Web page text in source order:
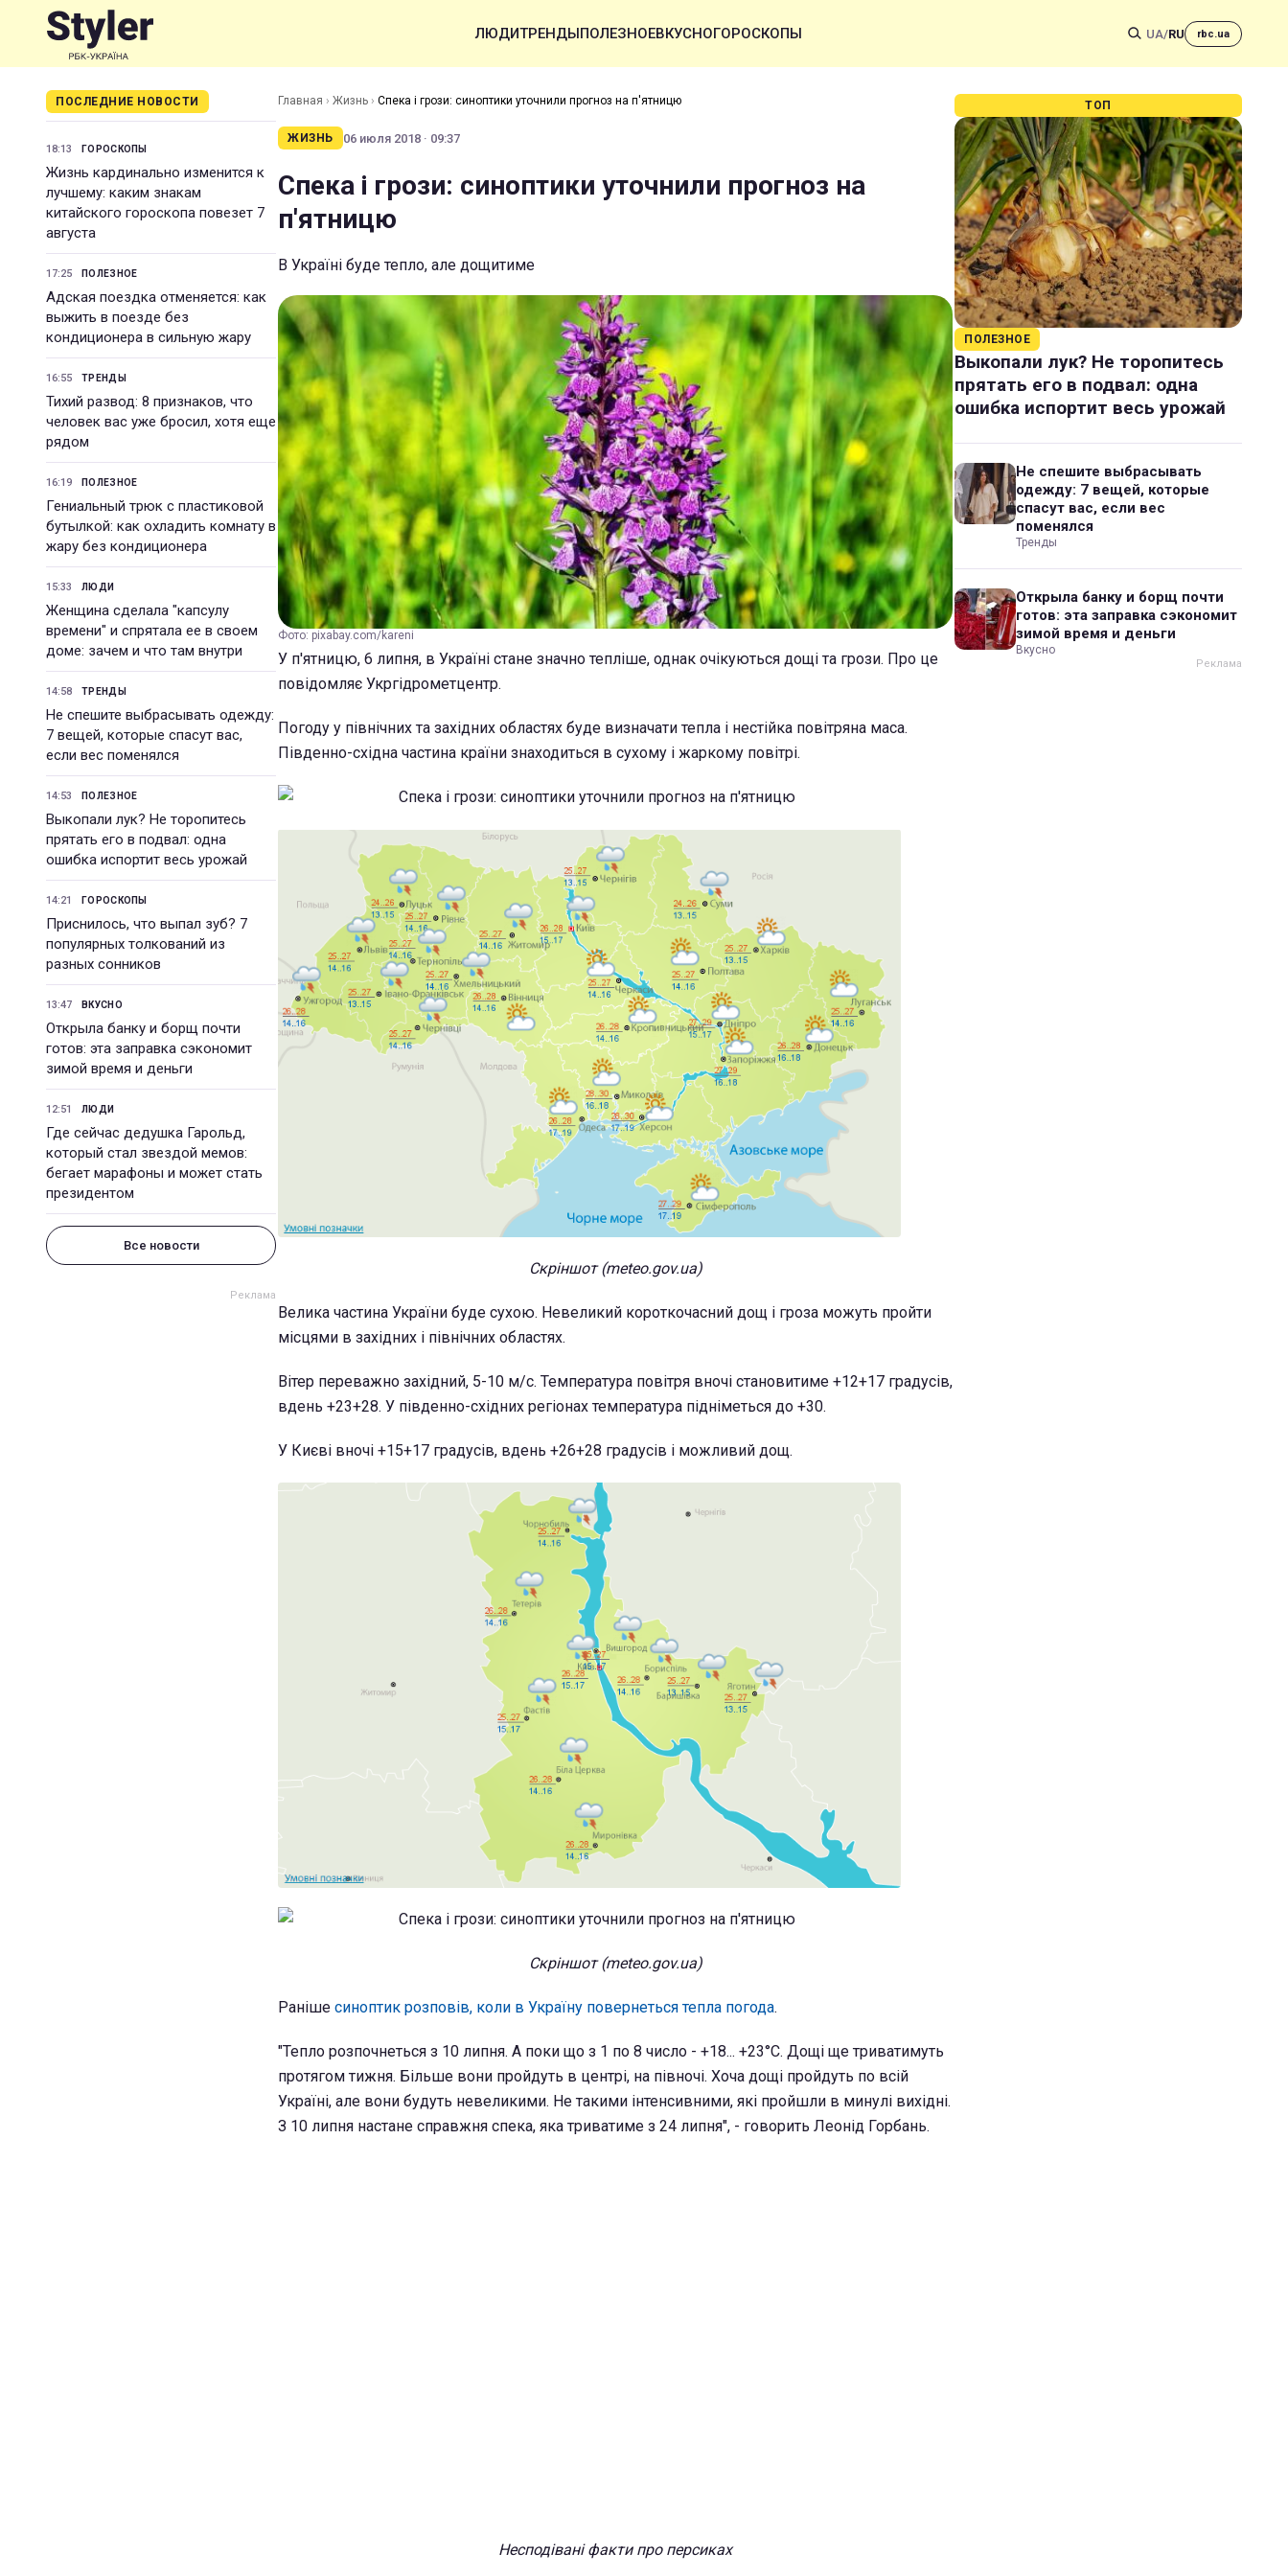
ЛЮДИТРЕНДЫПОЛЕЗНОЕВКУСНОГОРОСКОПЫ UA/RU rbc.ua
ПОСЛЕДНИЕ НОВОСТИ
18:13 ГОРОСКОПЫ
Жизнь кардинально изменится к
лучшему: каким знакам
китайского гороскопа повезет 7
августа
17:25 ПОЛЕЗНОЕ
Адская поездка отменяется: как
выжить в поезде без
кондиционера в сильную жару
16:55 ТРЕНДЫ
Тихий развод: 8 признаков, что
человек вас уже бросил, хотя еще
рядом
16:19 ПОЛЕЗНОЕ
Гениальный трюк с пластиковой
бутылкой: как охладить комнату в
жару без кондиционера
15:33 ЛЮДИ
Женщина сделала "капсулу
времени" и спрятала ее в своем
доме: зачем и что там внутри
14:58 ТРЕНДЫ
Не спешите выбрасывать одежду:
7 вещей, которые спасут вас,
если вес поменялся
14:53 ПОЛЕЗНОЕ
Выкопали лук? Не торопитесь
прятать его в подвал: одна
ошибка испортит весь урожай
14:21 ГОРОСКОПЫ
Приснилось, что выпал зуб? 7
популярных толкований из
разных сонников
13:47 ВКУСНО
Открыла банку и борщ почти
готов: эта заправка сэкономит
зимой время и деньги
12:51 ЛЮДИ
Где сейчас дедушка Гарольд,
который стал звездой мемов:
бегает марафоны и может стать
президентом
Все новости
Главная › Жизнь › Спека і грози: синоптики уточнили прогноз на п'ятницю
ЖИЗНЬ 06 июля 2018 · 09:37
Спека і грози: синоптики уточнили прогноз на
п'ятницю
В Україні буде тепло, але дощитиме
Фото: pixabay.com/kareni
У п'ятницю, 6 липня, в Україні стане значно тепліше, однак очікуються дощі та грози. Про це
повідомляє Укргідрометцентр.
Погоду у північних та західних областях буде визначати тепла і нестійка повітряна маса.
Південно-східна частина країни знаходиться в сухому і жаркому повітрі.
Скріншот (meteo.gov.ua)
Велика частина України буде сухою. Невеликий короткочасний дощ і гроза можуть пройти
місцями в західних і північних областях.
Вітер переважно західний, 5-10 м/с. Температура повітря вночі становитиме +12+17 градусів,
вдень +23+28. У південно-східних регіонах температура підніметься до +30.
У Києві вночі +15+17 градусів, вдень +26+28 градусів і можливий дощ.
Скріншот (meteo.gov.ua)
Раніше синоптик розповів, коли в Україну повернеться тепла погода.
"Тепло розпочнеться з 10 липня. А поки що з 1 по 8 число - +18... +23°С. Дощі ще триватимуть
протягом тижня. Більше вони пройдуть в центрі, на півночі. Хоча дощі пройдуть по всій
Україні, але вони будуть невеликими. Не такими інтенсивними, які пройшли в минулі вихідні.
З 10 липня настане справжня спека, яка триватиме з 24 липня", - говорить Леонід Горбань.
Несподівані факти про персиках
ТОП
ПОЛЕЗНОЕ
Выкопали лук? Не торопитесь
прятать его в подвал: одна
ошибка испортит весь урожай
Не спешите выбрасывать
одежду: 7 вещей, которые
спасут вас, если вес
поменялся
Тренды
Открыла банку и борщ почти
готов: эта заправка сэкономит
зимой время и деньги
Вкусно